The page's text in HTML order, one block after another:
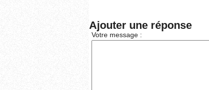
Ajouter une réponse
Votre message :